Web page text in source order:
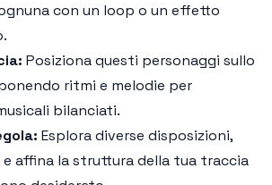
con un loop o un effetto
Posiziona questi personaggi sullo
ritmi e melodie per
bilanciati.
Esplora diverse disposizioni,
affina la struttura della tua traccia